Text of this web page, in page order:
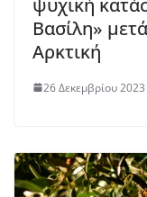
Βασίλη»
Αρκτική
26 Δεκεμβρίου 2023